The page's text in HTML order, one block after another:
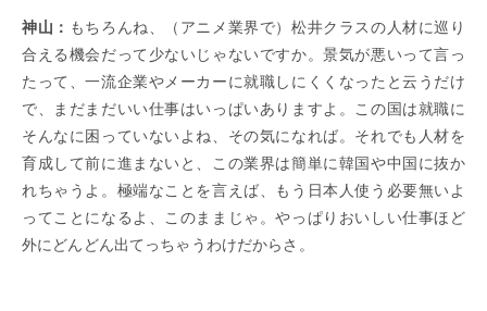
神山： もちろんね、（アニメ業界で）松井クラスの人材に巡り
合える機会だって少ないじゃないですか。景気が悪いって言っ
たって、一流企業やメーカーに就職しにくくなったと云うだけ
で、まだまだいい仕事はいっぱいありますよ。この国は就職に
そんなに困っていないよね、その気になれば。それでも人材を
育成して前に進まないと、この業界は簡単に韓国や中国に抜か
れちゃうよ。極端なことを言えば、もう日本人使う必要無いよ
ってことになるよ、このままじゃ。やっぱりおいしい仕事ほど
外にどんどん出てっちゃうわけだからさ。